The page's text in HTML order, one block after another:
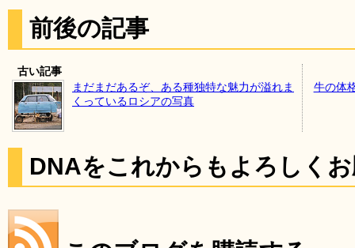
前後の記事
古い記事
まだまだあるぞ、ある種独特な魅力が溢れま
くっているロシアの写真
牛の体
DNAをこれからもよろしく